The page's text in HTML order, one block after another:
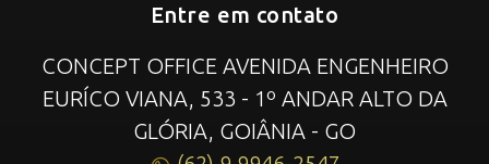
Entre em contato
CONCEPT OFFICE AVENIDA ENGENHEIRO
EURÍCO VIANA, 533 - 1º ANDAR ALTO DA
GLÓRIA, GOIÂNIA - GO